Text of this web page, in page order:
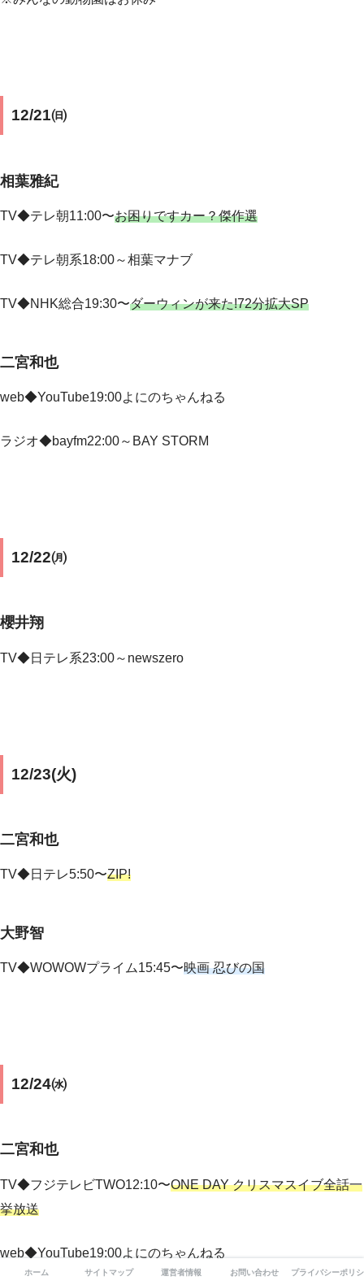
12/21㈰
相葉雅紀
TV◆テレ朝11:00〜お困りですカー？傑作選
TV◆テレ朝系18:00～相葉マナブ
TV◆NHK総合19:30〜ダーウィンが来た!72分拡大SP
二宮和也
web◆YouTube19:00よにのちゃんねる
ラジオ◆bayfm22:00～BAY STORM
12/22㈪
櫻井翔
TV◆日テレ系23:00～newszero
12/23(火)
二宮和也
TV◆日テレ5:50〜ZIP!
大野智
TV◆WOWOWプライム15:45〜映画 忍びの国
12/24㈬
二宮和也
TV◆フジテレビTWO12:10〜ONE DAY クリスマスイブ全話一
挙放送
web◆YouTube19:00よにのちゃんねる
ホーム サイトマップ 運営者情報 お問い合わせ プライバシーポリ